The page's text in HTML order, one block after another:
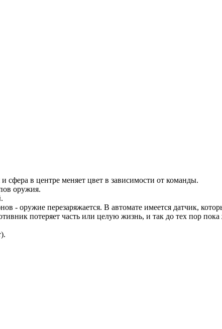
в центре меняет цвет в зависимости от команды.
оружия.
- оружие перезаряжается. В автомате имеется датчик,
потеряет часть или целую жизнь, и так до тех пор